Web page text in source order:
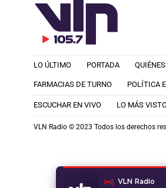
VLN Radio
LO ÚLTIMO PORTADA
FARMACIAS DE TURNO POLÍTICA
ESCUCHAR EN VIVO LO MÁS
VLN Radio © 2023 Todos los derechos